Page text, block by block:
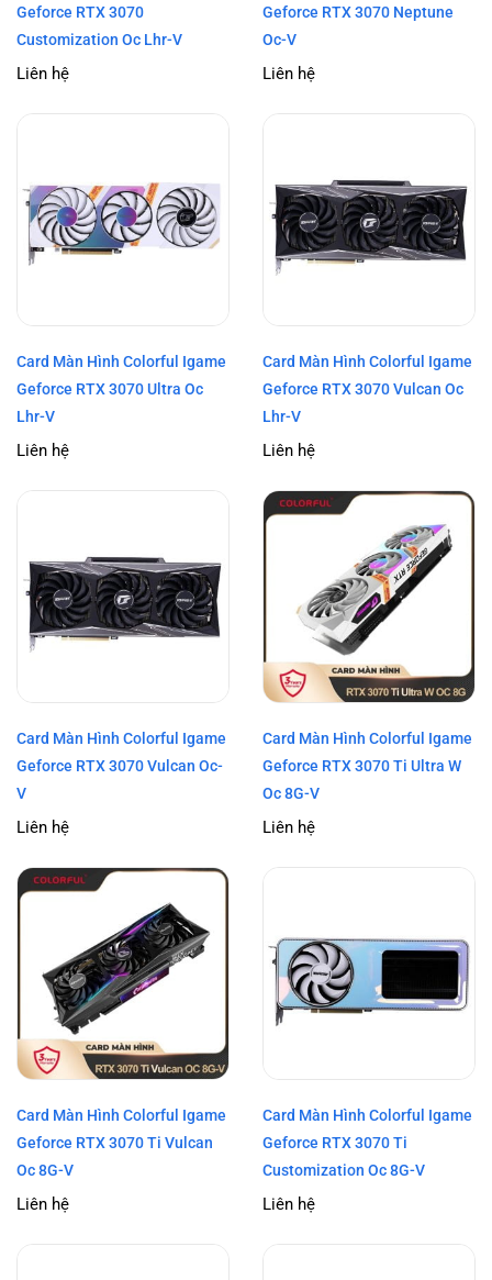
Geforce RTX 3070
Customization Oc Lhr-V
Liên hệ
Geforce RTX 3070 Neptune
Oc-V
Liên hệ
Card Màn Hình Colorful Igame
Geforce RTX 3070 Ultra Oc
Lhr-V
Liên hệ
Card Màn Hình Colorful Igame
Geforce RTX 3070 Vulcan Oc
Lhr-V
Liên hệ
Card Màn Hình Colorful Igame
Geforce RTX 3070 Vulcan Oc-
V
Liên hệ
Card Màn Hình Colorful Igame
Geforce RTX 3070 Ti Ultra W
Oc 8G-V
Liên hệ
Card Màn Hình Colorful Igame
Geforce RTX 3070 Ti Vulcan
Oc 8G-V
Liên hệ
Card Màn Hình Colorful Igame
Geforce RTX 3070 Ti
Customization Oc 8G-V
Liên hệ